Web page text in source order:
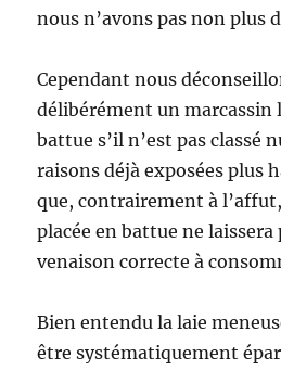
nous n’avons pas non plus
Cependant nous
délibérément un marcassin
battue s’il n’est pas classé
raisons déjà exposées plus
que, contrairement à
placée en battue ne laissera
venaison correcte à
Bien entendu la laie
être systématiquement